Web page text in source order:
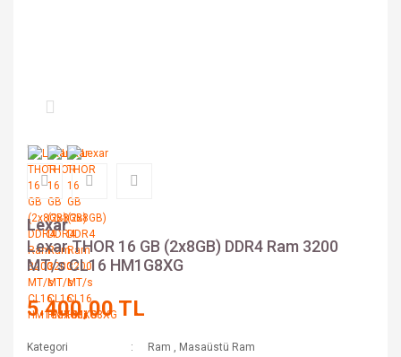
Lexar
Lexar THOR 16 GB (2x8GB) DDR4 Ram 3200
MT/s CL16 HM1G8XG
5.400,00 TL
Kategori Ram , Masaüstü Ram